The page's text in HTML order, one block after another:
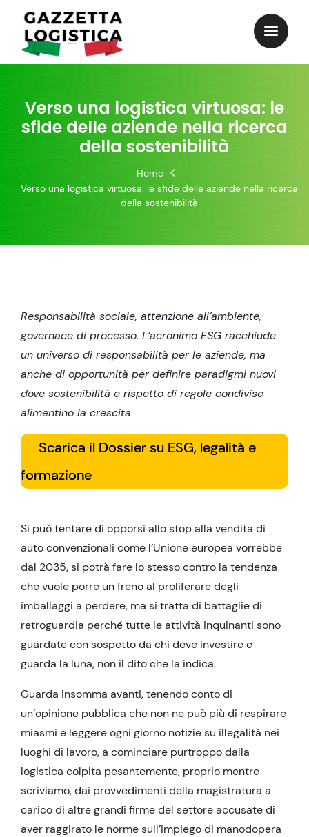
content
Verso una logistica virtuosa: le
sfide delle aziende nella ricerca
della sostenibilità
Home
Verso una logistica virtuosa: le sfide delle aziende nella ricerca
della sostenibilità
Responsabilità sociale, attenzione all’ambiente,
governace di processo. L’acronimo ESG racchiude
un universo di responsabilità per le aziende, ma
anche di opportunità per definire paradigmi nuovi
dove sostenibilità e rispetto di regole condivise
alimentino la crescita
Scarica il Dossier su ESG, legalità e
formazione
Si può tentare di opporsi allo stop alla vendita di
auto convenzionali come l’Unione europea vorrebbe
dal 2035, si potrà fare lo stesso contro la tendenza
che vuole porre un freno al proliferare degli
imballaggi a perdere, ma si tratta di battaglie di
retroguardia perché tutte le attività inquinanti sono
guardate con sospetto da chi deve investire e
guarda la luna, non il dito che la indica.
Guarda insomma avanti, tenendo conto di
un’opinione pubblica che non ne può più di respirare
miasmi e leggere ogni giorno notizie su illegalità nei
luoghi di lavoro, a cominciare purtroppo dalla
logistica colpita pesantemente, proprio mentre
scriviamo, dai provvedimenti della magistratura a
carico di altre grandi firme del settore accusate di
aver raggirato le norme sull’impiego di manodopera